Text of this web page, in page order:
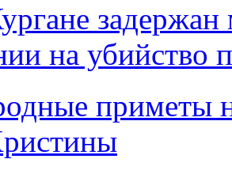
на убийство
приметы